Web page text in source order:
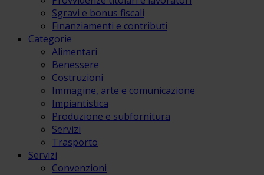
Sgravi e bonus fiscali
Finanziamenti e contributi
Categorie
Alimentari
Benessere
Costruzioni
Immagine, arte e comunicazione
Impiantistica
Produzione e subfornitura
Servizi
Trasporto
Servizi
Convenzioni